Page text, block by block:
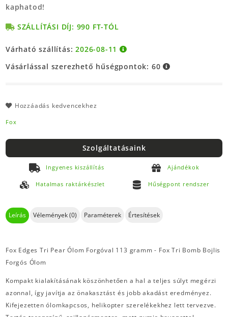
kaphatod!
SZÁLLÍTÁSI DÍJ: 990 FT-TÓL
Várható szállítás:2026-08-11
Vásárlással szerezhető hűségpontok: 60
Hozzáadás kedvencekhez
Fox
Szolgáltatásaink
Ingyenes kiszállítás Ajándékok
Hatalmas raktárkészlet Hűségpont rendszer
Leírás Vélemények (0) Paraméterek Értesítések
Fox Edges Tri Pear Ólom Forgóval 113 gramm - Fox Tri Bomb Bojlis
Forgós Ólom
Kompakt kialakításának köszönhetően a hal a teljes súlyt megérzi
azonnal, így javítja az önakasztást és jobb akadást eredményez.
Kifejezetten ólomkapcsos, helikopter szerelékekhez lett tervezve.